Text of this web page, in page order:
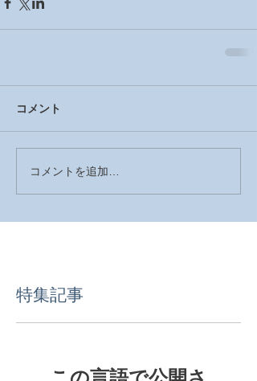
コメント
コメントを追加…
特集記事